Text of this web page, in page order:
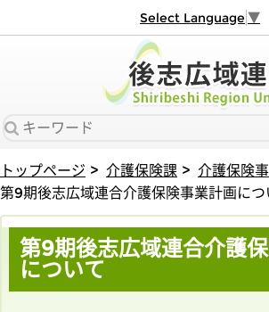
Select Language ▼
トップページ 介護保険課
介護保険
第9期後志広域連合介護保険事業計画につ
第9期後志広域連合介護
について